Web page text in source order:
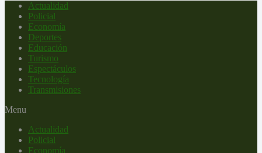
Actualidad
Policial
Economía
Deportes
Educación
Turismo
Espectáculos
Tecnología
Transmisiones
Menu
Actualidad
Policial
Economía